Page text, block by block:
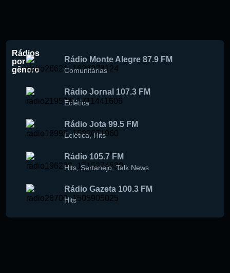
Rádios
por
gênero
Rádio Monte Alegre 87.9 FM
Comunitárias
Rádio Jornal 107.3 FM
Eclética
Rádio Jota 99.5 FM
Eclética,Hits
Rádio 105.7 FM
Hits,Sertanejo,Talk News
Rádio Gazeta 100.3 FM
Hits